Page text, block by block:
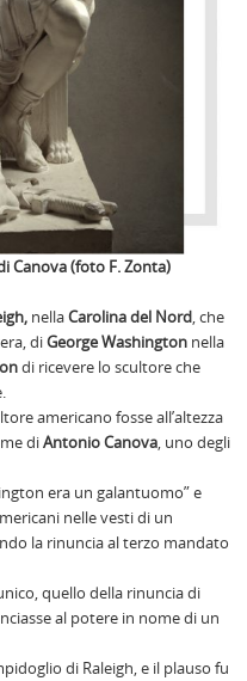
Canova (foto F. Zonta)
nellaCarolina del Nord, che
diGeorge Washington nella
di ricevere lo scultore che
americano fosse all’altezza
diAntonio Canova, uno degli
era un galantuomo” e
nelle vesti di un
la rinuncia al terzo mandato
quello della rinuncia di
al potere in nome di un
di Raleigh, e il plauso fu